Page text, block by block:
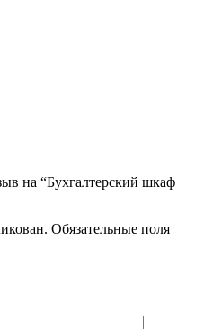
на “Бухгалтерский шкаф
Обязательные поля